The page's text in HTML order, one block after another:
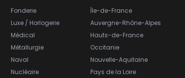
Fonderie
Luxe / Horlogerie
Médical
Métallurgie
Naval
Nucléaire
Île-de-France
Auvergne-Rhône-Alpes
Hauts-de-France
Occitanie
Nouvelle-Aquitaine
Pays de la Loire